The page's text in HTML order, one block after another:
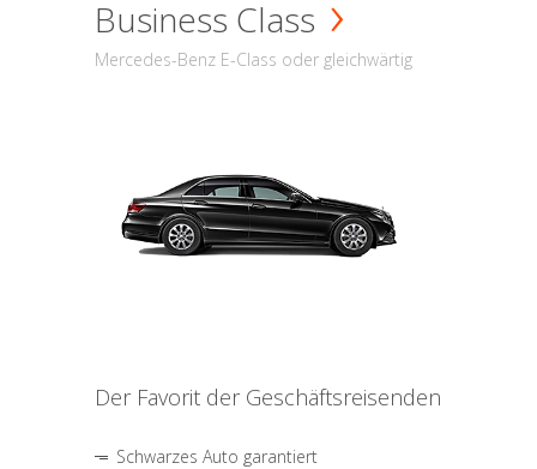
Business Class
Mercedes-Benz E-Class oder gleichwärtig
Der Favorit der Geschäftsreisenden
Schwarzes Auto garantiert